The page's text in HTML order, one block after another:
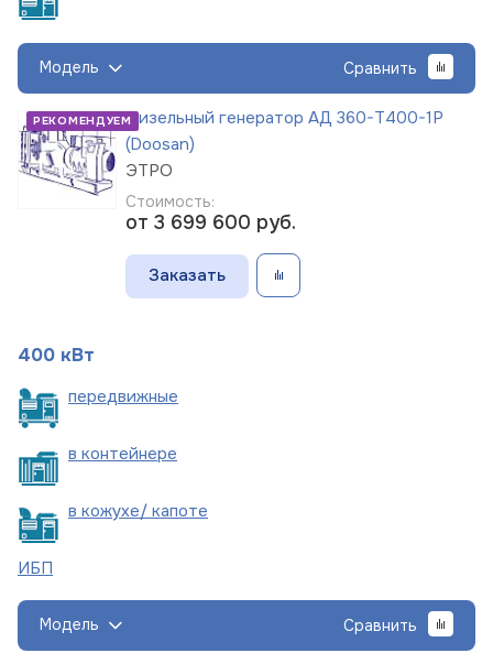
Модель Сравнить
РЕКОМЕНДУЕМДизельный генератор АД 360-Т400-1Р
(Doosan)
ЭТРО
Стоимость:
от 3 699 600 руб.
Заказать
400 кВт
передвижные
в контейнере
в кожухе/ капоте
ИБП
Модель Сравнить